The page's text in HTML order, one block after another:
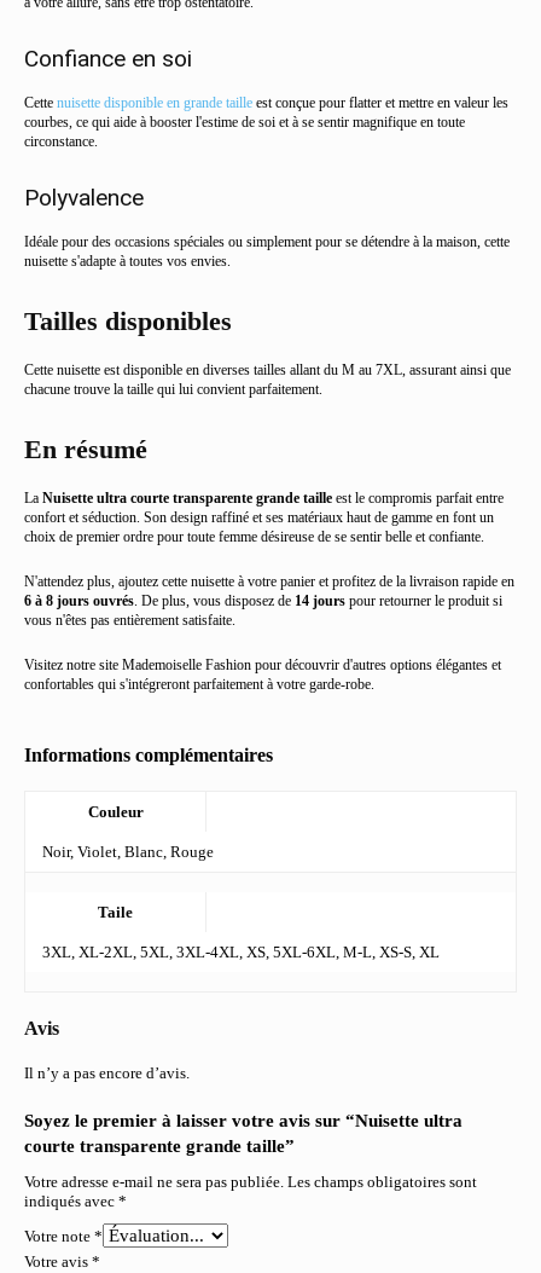
Confiance en soi
Cette nuisette disponible en grande taille est conçue pour flatter et mettre en valeur les
courbes, ce qui aide à booster l'estime de soi et à se sentir magnifique en toute
circonstance.
Polyvalence
Idéale pour des occasions spéciales ou simplement pour se détendre à la maison, cette
nuisette s'adapte à toutes vos envies.
Tailles disponibles
Cette nuisette est disponible en diverses tailles allant du M au 7XL, assurant ainsi que
chacune trouve la taille qui lui convient parfaitement.
En résumé
La Nuisette ultra courte transparente grande taille est le compromis parfait entre
confort et séduction. Son design raffiné et ses matériaux haut de gamme en font un
choix de premier ordre pour toute femme désireuse de se sentir belle et confiante.
N'attendez plus, ajoutez cette nuisette à votre panier et profitez de la livraison rapide en
6 à 8 jours ouvrés. De plus, vous disposez de 14 jours pour retourner le produit si
vous n'êtes pas entièrement satisfaite.
Visitez notre site Mademoiselle Fashion pour découvrir d'autres options élégantes et
confortables qui s'intégreront parfaitement à votre garde-robe.
Informations complémentaires
Couleur
Noir, Violet, Blanc, Rouge
Taile
3XL, XL-2XL, 5XL, 3XL-4XL, XS, 5XL-6XL, M-L, XS-S, XL
Avis
Il n’y a pas encore d’avis.
Soyez le premier à laisser votre avis sur “Nuisette ultra
courte transparente grande taille”
Votre adresse e-mail ne sera pas publiée. Les champs obligatoires sont
indiqués avec *
Votre note *
Votre avis *